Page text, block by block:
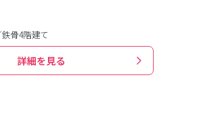
骨4階建て
詳細を見る